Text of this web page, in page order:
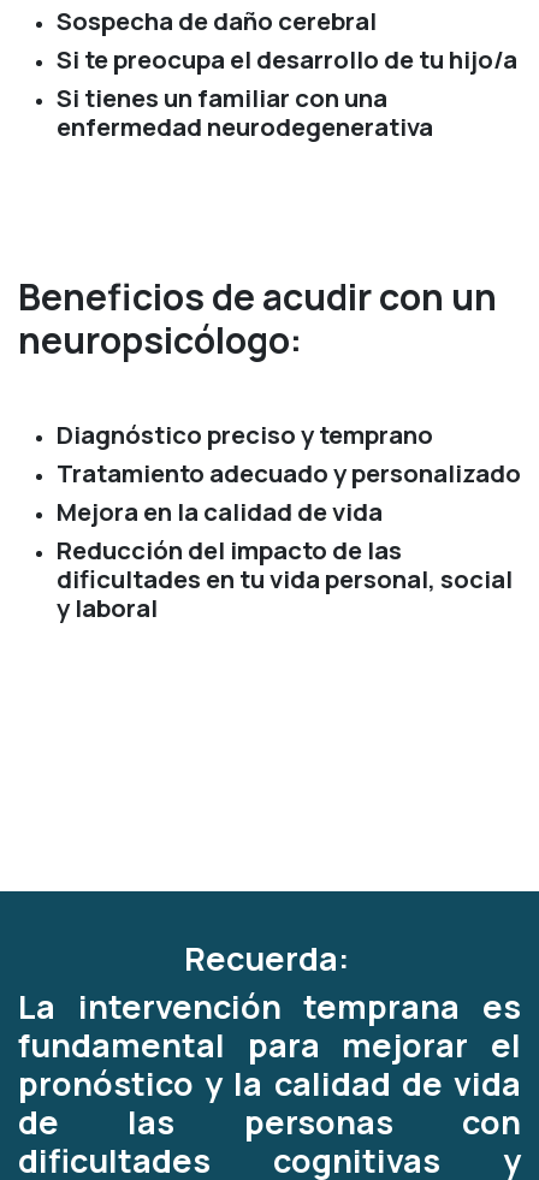
Sospecha de daño cerebral
Si te preocupa el desarrollo de tu hijo/a
Si tienes un familiar con una
enfermedad neurodegenerativa
Beneficios de acudir con un
neuropsicólogo:​
Diagnóstico preciso y temprano
Tratamiento adecuado y personalizado
Mejora en la calidad de vida
Reducción del impacto de las
dificultades en tu vida personal, social
y laboral
Recuerda:
La intervención temprana es
fundamental para mejorar el
pronóstico y la calidad de vida
de las personas con
dificultades cognitivas y